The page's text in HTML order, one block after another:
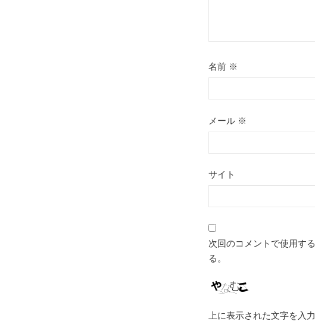
名前 ※
メール ※
サイト
次回のコメントで使用す
る。
上に表示された文字を入